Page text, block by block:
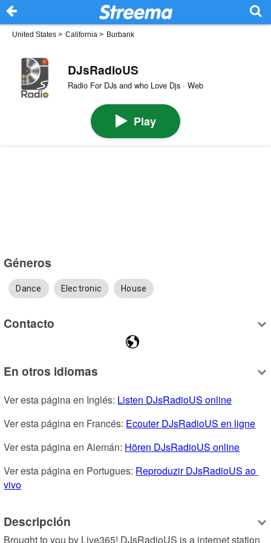
United States > California > Burbank
DJsRadioUS
Radio For DJs and who Love Djs · Web
Play
Géneros
Dance Electronic House
Contacto
En otros idiomas
Ver esta página en Inglés: Listen DJsRadioUS online
Ver esta página en Francés: Ecouter DJsRadioUS en ligne
Ver esta página en Alemán: Hören DJsRadioUS online
Ver esta página en Portugues: Reproduzir DJsRadioUS ao
vivo
Descripción
Brought to you by Live365! DJsRadioUS is a internet station